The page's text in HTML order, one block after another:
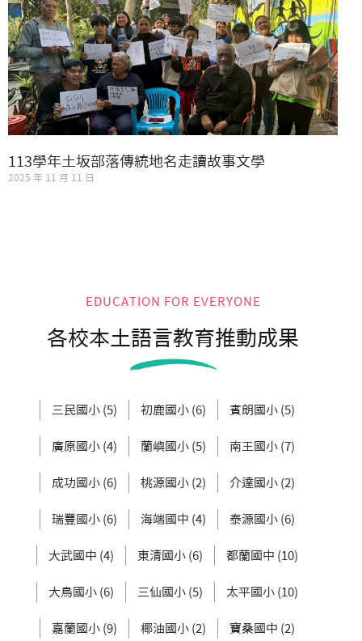
113學年土坂部落傳統地名走讀故事文學
2025 年 11 月 11 日
EDUCATION FOR EVERYONE
各校本土語言教育推動成果
三民國小 (5) 初鹿國小 (6) 賓朗國小 (5)
廣原國小 (4) 蘭嶼國小 (5) 南王國小 (7)
成功國小 (6) 桃源國小 (2) 介達國小 (2)
瑞豐國小 (6) 海端國中 (4) 泰源國小 (6)
大武國中 (4) 東清國小 (6) 都蘭國中 (10)
大鳥國小 (6) 三仙國小 (5) 太平國小 (10)
嘉蘭國小 (9) 椰油國小 (2) 寶桑國中 (2)